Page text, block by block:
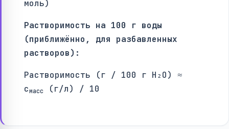
моль)
Растворимость на 100 г воды
(приближённо, для разбавленных
растворов):
Растворимость (г / 100 г H₂O) ≈
cмасс (г/л) / 10